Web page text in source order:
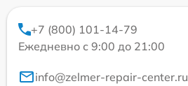
+7 (800) 101-14-79
Ежедневно с 9:00 до 21:00
info@zelmer-repair-center.ru